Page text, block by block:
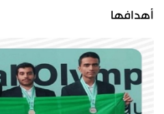
أهدافها